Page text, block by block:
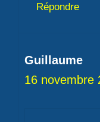
Répondre
Guillaume
16 novembre